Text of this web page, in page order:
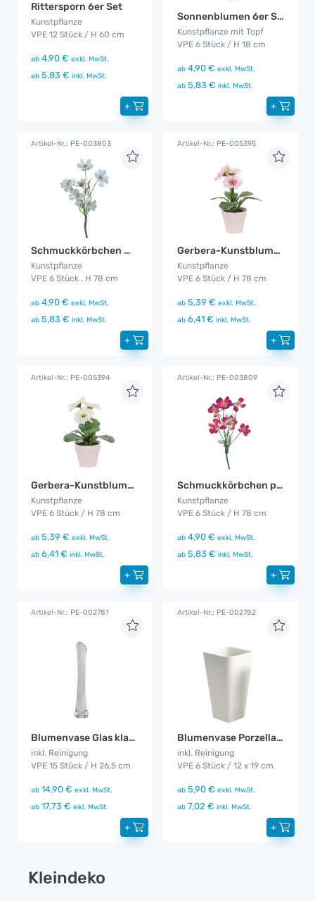
Rittersporn 6er Set
Kunstpflanze
VPE 12 Stück / H 60 cm
ab 4,90 € exkl. MwSt.
ab 5,83 € inkl. MwSt.
+
Sonnenblumen 6er Set
Kunstpflanze mit Topf
VPE 6 Stück / H 18 cm
ab 4,90 € exkl. MwSt.
ab 5,83 € inkl. MwSt.
+
Artikel-Nr.: PE-003803
Schmuckkörbchen weiß 6er Set
Kunstpflanze
VPE 6 Stück , H 78 cm
ab 4,90 € exkl. MwSt.
ab 5,83 € inkl. MwSt.
+
Artikel-Nr.: PE-005395
Gerbera-Kunstblumen Pink 6er Set
Kunstpflanze
VPE 6 Stück / H 78 cm
ab 5,39 € exkl. MwSt.
ab 6,41 € inkl. MwSt.
+
Artikel-Nr.: PE-005394
Gerbera-Kunstblumen Weiß 6er Set
Kunstpflanze
VPE 6 Stück / H 78 cm
ab 5,39 € exkl. MwSt.
ab 6,41 € inkl. MwSt.
+
Artikel-Nr.: PE-003809
Schmuckkörbchen pink 6er Set
Kunstpflanze
VPE 6 Stück / H 78 cm
ab 4,90 € exkl. MwSt.
ab 5,83 € inkl. MwSt.
+
Artikel-Nr.: PE-002781
Blumenvase Glas klar 15er Set
inkl. Reinigung
VPE 15 Stück / H 26,5 cm
ab 14,90 € exkl. MwSt.
ab 17,73 € inkl. MwSt.
+
Artikel-Nr.: PE-002782
Blumenvase Porzellan 6er Set
inkl. Reinigung
VPE 6 Stück / 12 x 19 cm
ab 5,90 € exkl. MwSt.
ab 7,02 € inkl. MwSt.
+
Kleindeko